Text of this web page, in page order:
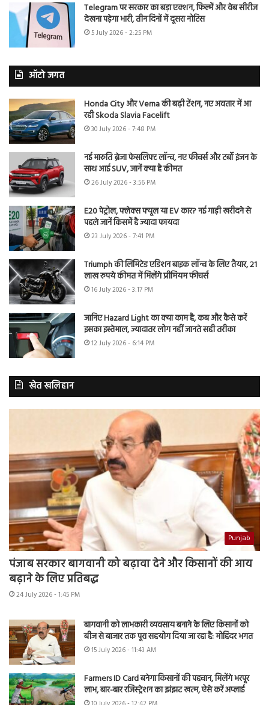
Telegram पर सरकार का बड़ा एक्शन, फिल्में और वेब सीरीज
देखना पड़ेगा भारी, तीन दिनों में दूसरा नोटिस
5 July 2026 - 2:25 PM
ऑटो जगत
Honda City और Verna की बढ़ी टेंशन, नए अवतार में आ
रही Skoda Slavia Facelift
30 July 2026 - 7:48 PM
नई मारुति ब्रेजा फेसलिफ्ट लॉन्च, नए फीचर्स और टर्बो इंजन के
साथ आई SUV, जानें क्या है कीमत
26 July 2026 - 3:56 PM
E20 पेट्रोल, फ्लेक्स फ्यूल या EV कार? नई गाड़ी खरीदने से
पहले जानें किसमें है ज्यादा फायदा
23 July 2026 - 7:41 PM
Triumph की लिमिटेड एडिशन बाइक लॉन्च के लिए तैयार, 21
लाख रुपये कीमत में मिलेंगे प्रीमियम फीचर्स
16 July 2026 - 3:17 PM
जानिए Hazard Light का क्या काम है, कब और कैसे करें
इसका इस्तेमाल, ज्यादातर लोग नहीं जानते सही तरीका
12 July 2026 - 6:14 PM
खेत खलिहान
Punjab
पंजाब सरकार बागवानी को बढ़ावा देने और किसानों की आय
बढ़ाने के लिए प्रतिबद्ध
24 July 2026 - 1:45 PM
बागवानी को लाभकारी व्यवसाय बनाने के लिए किसानों को
बीज से बाजार तक पूरा सहयोग दिया जा रहा है: मोहिंदर भगत
15 July 2026 - 11:43 AM
Farmers ID Card बनेगा किसानों की पहचान, मिलेंगे भरपूर
लाभ, बार-बार रजिस्ट्रेशन का झंझट खत्म, ऐसे करें अप्लाई